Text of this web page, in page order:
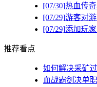
[07/30]热血传
[07/29]游客对
[07/29]添加玩
推荐看点
如何解决采矿
血战霸剑决单